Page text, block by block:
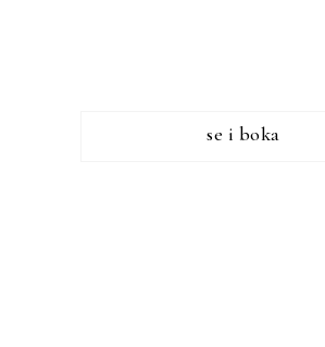
se i boka